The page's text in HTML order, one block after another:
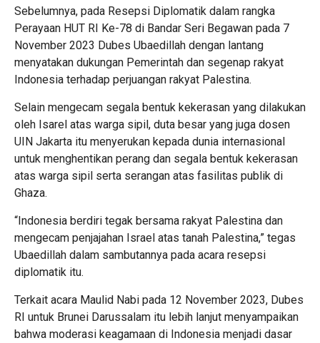
Sebelumnya, pada Resepsi Diplomatik dalam rangka
Perayaan HUT RI Ke-78 di Bandar Seri Begawan pada 7
November 2023 Dubes Ubaedillah dengan lantang
menyatakan dukungan Pemerintah dan segenap rakyat
Indonesia terhadap perjuangan rakyat Palestina.
Selain mengecam segala bentuk kekerasan yang dilakukan
oleh Isarel atas warga sipil, duta besar yang juga dosen
UIN Jakarta itu menyerukan kepada dunia internasional
untuk menghentikan perang dan segala bentuk kekerasan
atas warga sipil serta serangan atas fasilitas publik di
Ghaza.
“Indonesia berdiri tegak bersama rakyat Palestina dan
mengecam penjajahan Israel atas tanah Palestina,” tegas
Ubaedillah dalam sambutannya pada acara resepsi
diplomatik itu.
Terkait acara Maulid Nabi pada 12 November 2023, Dubes
RI untuk Brunei Darussalam itu lebih lanjut menyampaikan
bahwa moderasi keagamaan di Indonesia menjadi dasar